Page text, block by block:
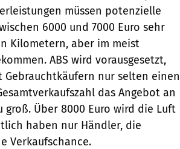
müssen potenzielle
6000 und 7000 ­Euro sehr
Kilometern, aber im meist
ABS wird vor­ausgesetzt,
Gebrauchtkäufern nur selten einen
das Angebot an
Über 8000 Euro wird die Luft
haben nur Händler, die
Verkaufschance.